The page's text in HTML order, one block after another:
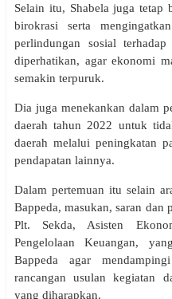
Selain itu, Shabela juga tetap
birokrasi serta
perlindungan sosial
diperhatikan, agar ekonomi
semakin terpuruk.
Dia juga menekankan dalam
daerah tahun 2022 untuk
daerah melalui peningkatan
pendapatan lainnya.
Dalam pertemuan itu selain
Bappeda, masukan, saran dan
Plt. Sekda, Asisten
Pengelolaan Keuangan,
Bappeda agar
rancangan usulan kegiatan
yang diharapkan.